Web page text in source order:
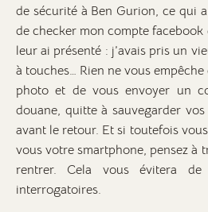
de sécurité à Ben Gurion, ce qui
de checker mon compte
leur ai présenté : j’avais pris un
à touches… Rien ne vous
photo et de vous envoyer un
douane, quitte à sauvegarder
avant le retour. Et si toutefois
vous votre smartphone, pensez à
rentrer. Cela vous évitera
interrogatoires.